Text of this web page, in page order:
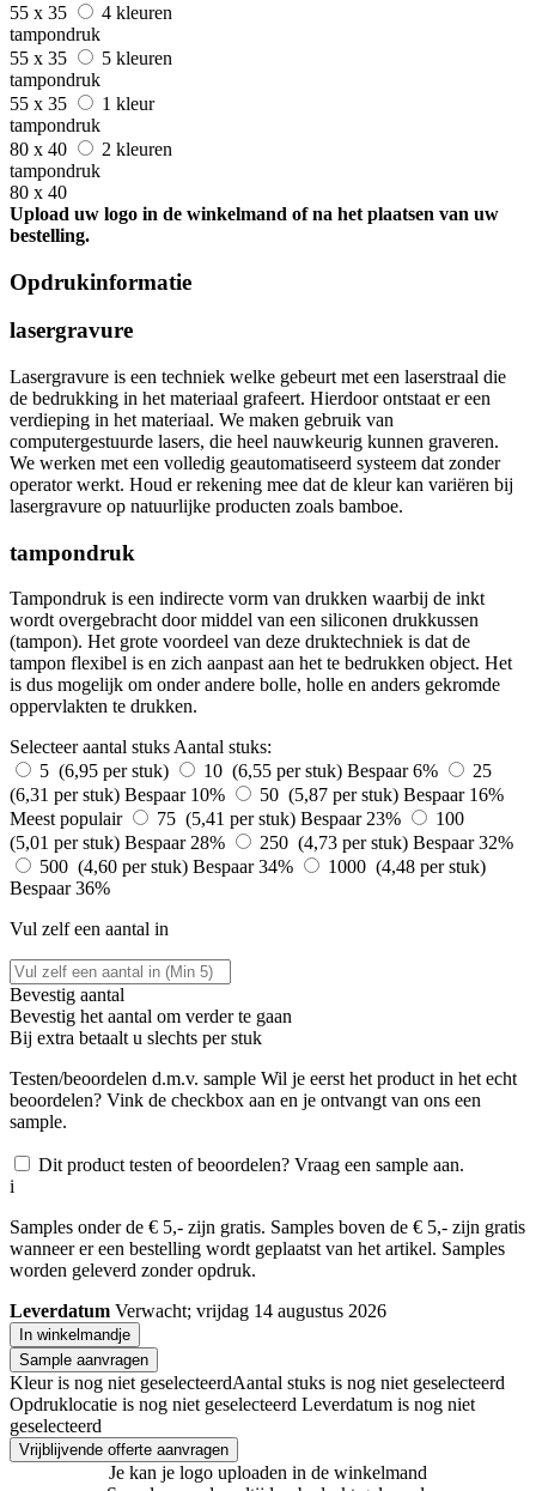
55 x 35
4 kleuren
tampondruk
55 x 35
5 kleuren
tampondruk
55 x 35
1 kleur
tampondruk
80 x 40
2 kleuren
tampondruk
80 x 40
Upload uw logo in de winkelmand of na het plaatsen van uw
bestelling.
Opdrukinformatie
lasergravure
Lasergravure is een techniek welke gebeurt met een laserstraal die
de bedrukking in het materiaal grafeert. Hierdoor ontstaat er een
verdieping in het materiaal. We maken gebruik van
computergestuurde lasers, die heel nauwkeurig kunnen graveren.
We werken met een volledig geautomatiseerd systeem dat zonder
operator werkt. Houd er rekening mee dat de kleur kan variëren bij
lasergravure op natuurlijke producten zoals bamboe.
tampondruk
Tampondruk is een indirecte vorm van drukken waarbij de inkt
wordt overgebracht door middel van een siliconen drukkussen
(tampon). Het grote voordeel van deze druktechniek is dat de
tampon flexibel is en zich aanpast aan het te bedrukken object. Het
is dus mogelijk om onder andere bolle, holle en anders gekromde
oppervlakten te drukken.
Selecteer aantal stuksAantal stuks:
5 (6,95 per stuk)
10 (6,55 per stuk) Bespaar 6%
25
(6,31 per stuk) Bespaar 10% 50 (5,87 per stuk) Bespaar 16%
Meest populair
75 (5,41 per stuk) Bespaar 23%
100
(5,01 per stuk) Bespaar 28% 250 (4,73 per stuk) Bespaar 32%
500 (4,60 per stuk) Bespaar 34%
1000 (4,48 per stuk)
Bespaar 36%
Vul zelf een aantal in
Bevestig aantal
Bevestig het aantal om verder te gaan
Bij extra betaalt u slechts per stuk
Testen/beoordelen d.m.v. sample Wil je eerst het product in het echt
beoordelen? Vink de checkbox aan en je ontvangt van ons een
sample.
Dit product testen of beoordelen? Vraag een sample aan.
i
Samples onder de € 5,- zijn gratis. Samples boven de € 5,- zijn gratis
wanneer er een bestelling wordt geplaatst van het artikel. Samples
worden geleverd zonder opdruk.
Leverdatum Verwacht; vrijdag 14 augustus 2026
In winkelmandje
Sample aanvragen
Kleur is nog niet geselecteerdAantal stuks is nog niet geselecteerd
Opdruklocatie is nog niet geselecteerd Leverdatum is nog niet
geselecteerd
Vrijblijvende offerte aanvragen
Je kan je logo uploaden in de winkelmand